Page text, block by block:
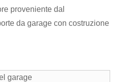
proveniente dal
da garage con costruzione
garage